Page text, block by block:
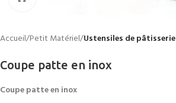
Accueil Petit Matériel Ustensiles de pâtisserie
Coupe patte en inox
Coupe patte en inox